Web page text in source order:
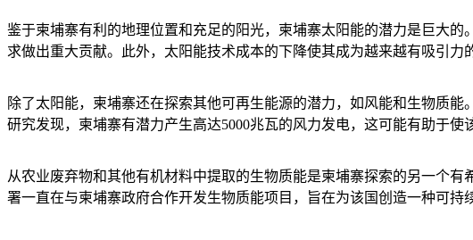
鉴于柬埔寨有利的地理位置和充足的阳光，柬埔寨太阳能的潜力是巨大
求做出重大贡献。此外，太阳能技术成本的下降使其成为越来越有吸引
除了太阳能，柬埔寨还在探索其他可再生能源的潜力，如风能和生物质
研究发现，柬埔寨有潜力产生高达5000兆瓦的风力发电，这可能有助于使
从农业废弃物和其他有机材料中提取的生物质能是柬埔寨探索的另一个
署一直在与柬埔寨政府合作开发生物质能项目，旨在为该国创造一种可持